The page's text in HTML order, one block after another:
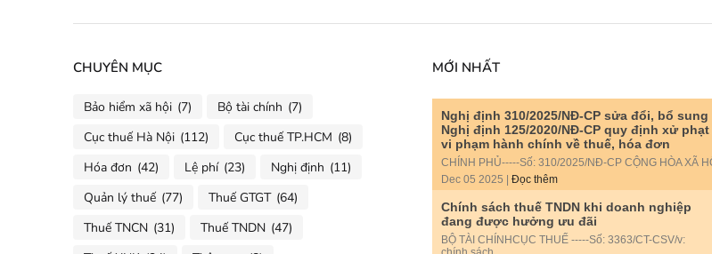
CHUYÊN MỤC
Bảo hiểm xã hội (7) Bộ tài chính (7)
Cục thuế Hà Nội (112) Cục thuế TP.HCM (8)
Hóa đơn (42) Lệ phí (23) Nghị định (11)
Quản lý thuế (77) Thuế GTGT (64)
Thuế TNCN (31) Thuế TNDN (47)
MỚI NHẤT
Nghị định 310/2025/NĐ-CP sửa đổi, bổ sung
Nghị định 125/2020/NĐ-CP quy định xử phạt
vi phạm hành chính về thuế, hóa đơn
CHÍNH PHỦ-----Số: 310/2025/NĐ-CP CỘNG HÒA XÃ
Dec 05 2025 |Đọc thêm
Chính sách thuế TNDN khi doanh nghiệp
đang được hưởng ưu đãi
BỘ TÀI CHÍNHCỤC THUẾ -----Số: 3363/CT-CSV/v: